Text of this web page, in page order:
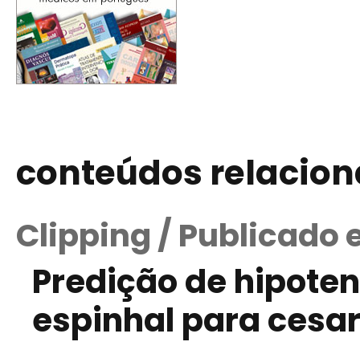
conteúdos
Clipping / Publicado
Predição de
espinhal para